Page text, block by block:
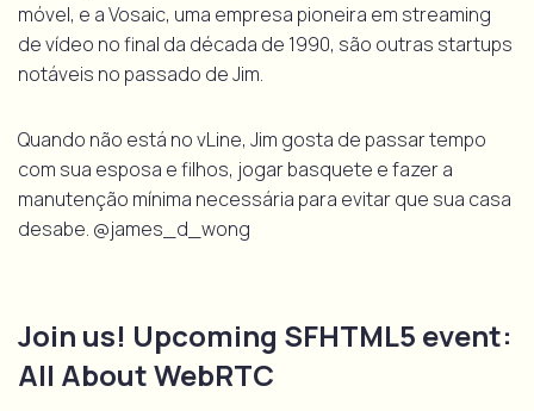
móvel, e a Vosaic, uma empresa pioneira em streaming
de vídeo no final da década de 1990, são outras startups
notáveis no passado de Jim.
Quando não está no vLine, Jim gosta de passar tempo
com sua esposa e filhos, jogar basquete e fazer a
manutenção mínima necessária para evitar que sua casa
desabe. @james_d_wong
Join us! Upcoming SFHTML5 event:
All About WebRTC